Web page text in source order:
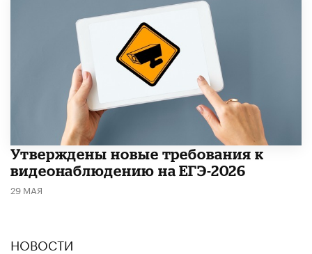
Утверждены новые требования к
видеонаблюдению на ЕГЭ-2026
29 МАЯ
НОВОСТИ